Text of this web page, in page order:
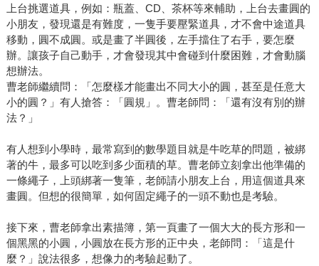
上台挑選道具，例如：瓶蓋、CD、茶杯等來輔助，上台去畫圓的
小朋友，發現還是有難度，一隻手要壓緊道具，才不會中途道具
移動，圓不成圓。或是畫了半圓後，左手擋住了右手，要怎麼
辦。讓孩子自己動手，才會發現其中會碰到什麼困難，才會動腦
想辦法。
曹老師繼續問：「怎麼樣才能畫出不同大小的圓，甚至是任意大
小的圓？」有人搶答：「圓規」。曹老師問：「還有沒有別的辦
法？」
有人想到小學時，最常寫到的數學題目就是牛吃草的問題，被綁
著的牛，最多可以吃到多少面積的草。曹老師立刻拿出他準備的
一條繩子，上頭綁著一隻筆，老師請小朋友上台，用這個道具來
畫圓。但想的很簡單，如何固定繩子的一頭不動也是考驗。
接下來，曹老師拿出素描簿，第一頁畫了一個大大的長方形和一
個黑黑的小圓，小圓放在長方形的正中央，老師問：「這是什
麼？」說法很多，想像力的考驗起動了。